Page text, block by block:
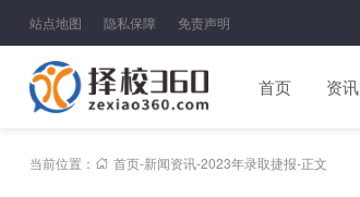
站点地图 隐私保障 免责声明
首页 资讯
当前位置： 首页-新闻资讯-2023年录取捷报-正文